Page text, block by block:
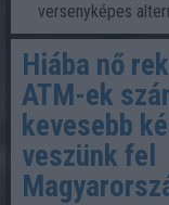
versenyképes
Hiába nő
ATM-ek
kevesebb
veszünk fel